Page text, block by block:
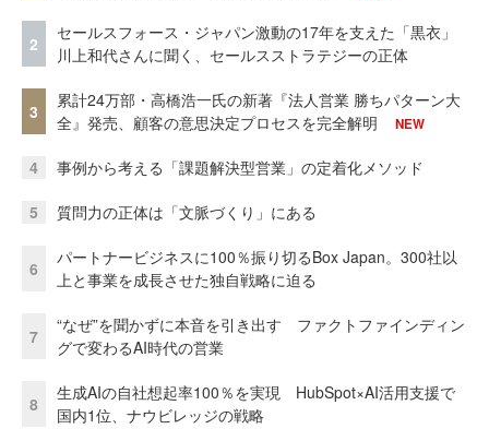
2
セールスフォース・ジャパン激動の17年を支えた「黒衣」
川上和代さんに聞く、セールスストラテジーの正体
3
累計24万部・高橋浩一氏の新著『法人営業 勝ちパターン大
全』発売、顧客の意思決定プロセスを完全解明
NEW
4 事例から考える「課題解決型営業」の定着化メソッド
5 質問力の正体は「文脈づくり」にある
6
パートナービジネスに100％振り切るBox Japan。300社以
上と事業を成長させた独自戦略に迫る
7
“なぜ”を聞かずに本音を引き出す ファクトファインディン
グで変わるAI時代の営業
8
生成AIの自社想起率100％を実現 HubSpot×AI活用支援で
国内1位、ナウビレッジの戦略